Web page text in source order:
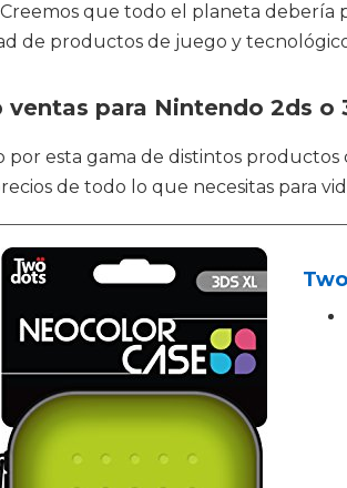
que todo el planeta debería
de productos de juego y
para Nintendo 2ds o
por esta gama de distintos
de todo lo que necesitas para